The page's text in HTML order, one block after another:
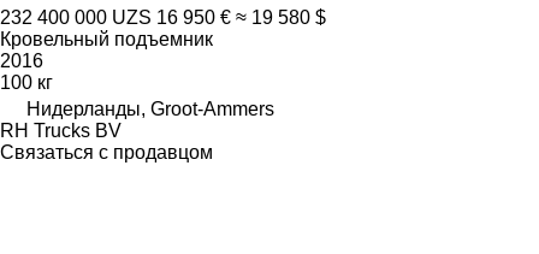
232 400 000 UZS 16 950 € ≈ 19 580 $
Кровельный подъемник
2016
100 кг
Нидерланды, Groot-Ammers
RH Trucks BV
Связаться с продавцом